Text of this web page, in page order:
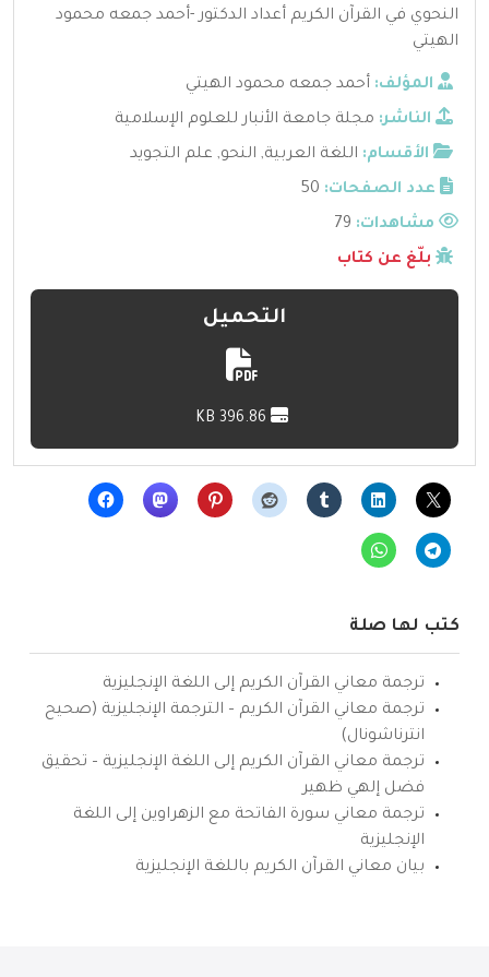
النحوي في القرآن الكريم أعداد الدكتور -أحمد جمعه محمود
الهيتي
المؤلف: أحمد جمعه محمود الهيتي
الناشر: مجلة جامعة الأنبار للعلوم الإسلامية
الأقسام: اللغة العربية, النحو, علم التجويد
عدد الصفحات: 50
مشاهدات:
بلّغ عن كتاب
التحميل
كتب لها صلة
ترجمة معاني القرآن الكريم إلى اللغة الإنجليزية
ترجمة معاني القرآن الكريم – الترجمة الإنجليزية (صحيح
انترناشونال)
ترجمة معاني القرآن الكريم إلى اللغة الإنجليزية – تحقيق
فضل إلهي ظهير
ترجمة معاني سورة الفاتحة مع الزهراوين إلى اللغة
الإنجليزية
بيان معاني القرآن الكريم باللغة الإنجليزية